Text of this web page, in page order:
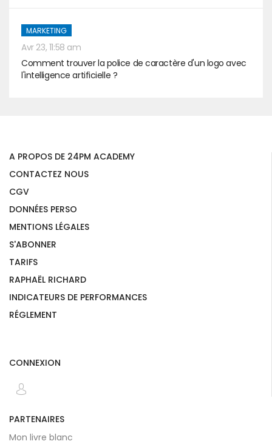
MARKETING
Avr 23, 11:58 am
Comment trouver la police de caractère d'un logo avec
l'intelligence artificielle ?
A PROPOS DE 24PM ACADEMY
CONTACTEZ NOUS
CGV
DONNÉES PERSO
MENTIONS LÉGALES
S'ABONNER
TARIFS
RAPHAËL RICHARD
INDICATEURS DE PERFORMANCES
RÉGLEMENT
CONNEXION
PARTENAIRES
Mon livre blanc